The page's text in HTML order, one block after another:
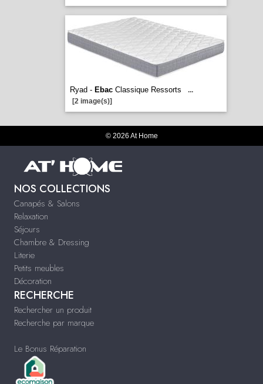
Ryad - EbacClassique Ressorts
...
[2 image(s)]
© 2026 At Home
NOS COLLECTIONS
Canapés & Salons
Relaxation
Séjours
Chambre & Dressing
Literie
Petits meubles
Décoration
RECHERCHE
Rechercher un produit
Recherche par marque
Le Bonus Réparation